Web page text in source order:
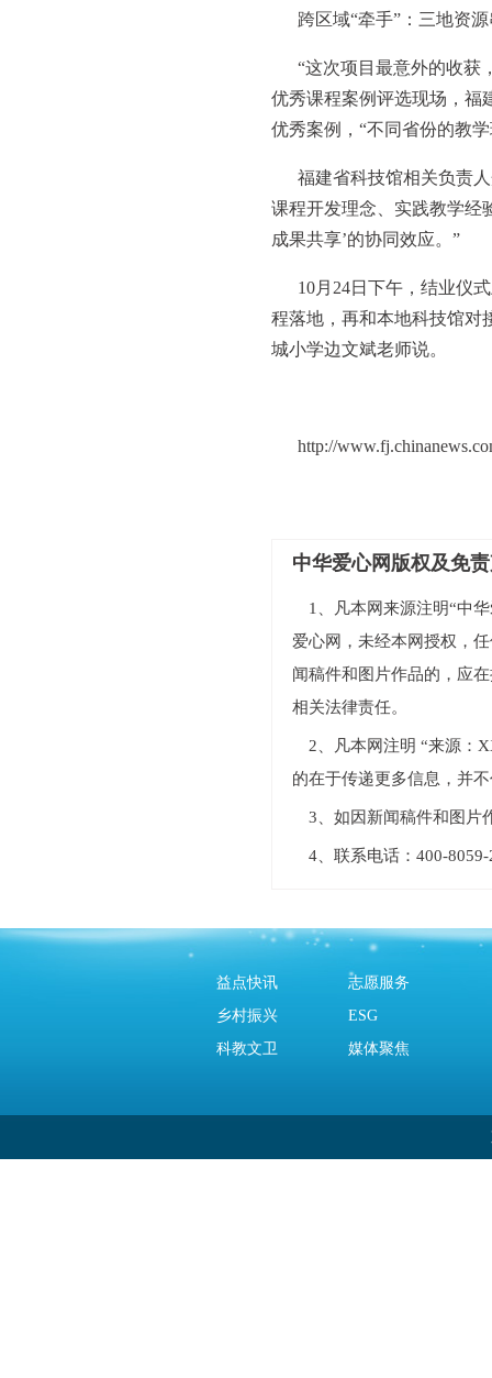
跨区域“牵手”：三地资
“这次项目最意外的收获
优秀课程案例评选现场，福
优秀案例，“不同省份的教
福建省科技馆相关负责
课程开发理念、实践教学经
成果共享’的协同效应。”
10月24日下午，结业仪
程落地，再和本地科技馆对
城小学边文斌老师说。
http://
中华爱心网版权及免
1、凡本网来源注明“中
爱心网，未经本网授权，
闻稿件和图片作品的，应
相关法律责任。
2、凡本网注明 “来源：
的在于传递更多信息，并
3、如因新闻稿件和图片
4、联系电话：400-
益点快讯
志愿服务
乡村振兴
ESG
科教文卫
媒体聚焦